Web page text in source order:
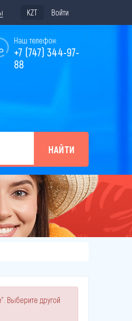
KZT Войти
Наш телефон:
+7 (747) 344-97-
88
НАЙТИ
Выберите другой